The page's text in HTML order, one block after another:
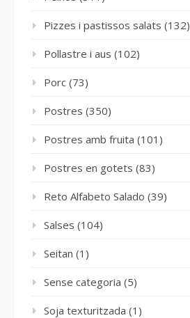
Pizzes i pastissos salats (132)
Pollastre i aus (102)
Porc (73)
Postres (350)
Postres amb fruita (101)
Postres en gotets (83)
Reto Alfabeto Salado (39)
Salses (104)
Seitan (1)
Sense categoria (5)
Soja texturitzada (1)